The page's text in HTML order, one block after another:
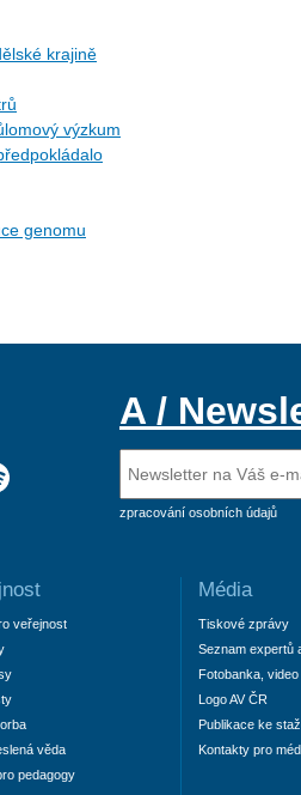
krajině
výzkum
genomu
A /
zpracování osobních údajů
veřejnost
věda
pedagogy
Média
Tiskové zprávy
Seznam expertů
Fotobanka, video
Logo AV ČR
Publikace ke
Kontakty pro